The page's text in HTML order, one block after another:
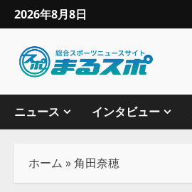
2026年8月8日
ニュース インタビュー
ホーム »角田奈穂